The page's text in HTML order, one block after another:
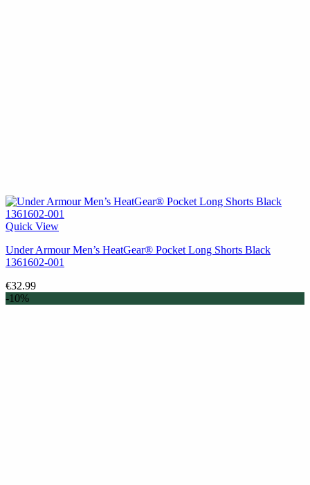
Quick View
Under Armour Men’s HeatGear® Pocket Long Shorts Black
1361602-001
€32.99
-10%